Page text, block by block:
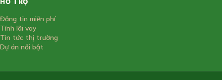
Đăng tin miễn phí
Tính lãi vay
Tin tức thị trường
Dự án nổi bật